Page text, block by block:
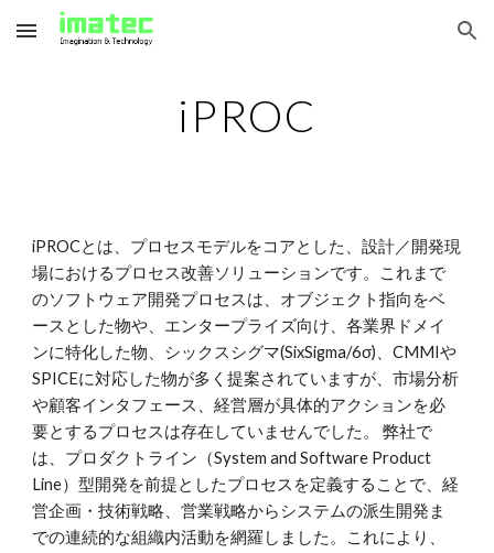
Skip to main content Skip to navigation
iPROC
iPROCとは、プロセスモデルをコアとした、設計／開発現
場におけるプロセス改善ソリューションです。これまで
のソフトウェア開発プロセスは、オブジェクト指向をベ
ースとした物や、エンタープライズ向け、各業界ドメイ
ンに特化した物、シックスシグマ(SixSigma/6σ)、CMMIや
SPICEに対応した物が多く提案されていますが、市場分析
や顧客インタフェース、経営層が具体的アクションを必
要とするプロセスは存在していませんでした。 弊社で
は、プロダクトライン（System and Software Product
Line）型開発を前提としたプロセスを定義することで、経
営企画・技術戦略、営業戦略からシステムの派生開発ま
での連続的な組織内活動を網羅しました。これにより、